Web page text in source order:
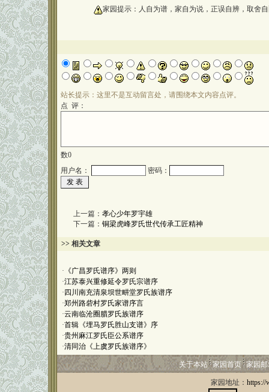
家园提示：人自为谱，家自为说，正误自辨，取舍
站长提示：这里不是互动留言处，请围绕本文内容点评。
点 评：
数0
用户名：
密码：
上一篇： 孝心少年罗宇雄
下一篇： 铜梁虎峰罗氏世代传承工匠精神
>> 相关文章
· 《广昌罗氏谱序》两则
·江苏泰兴重修延令罗氏宗谱序
· 四川南充清泉坝世畊堂罗氏族谱序
·郑州路砦村罗氏家谱序言
·云南临沧圈腊罗氏族谱序
·首辑《埋马罗氏胜山支谱》序
·贵州麻江罗氏臣公系谱序
·清同治《上虞罗氏族谱序》
关于本站 家园首页 家园
家园地址： https://